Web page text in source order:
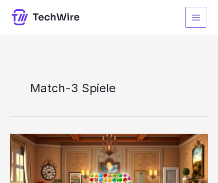
Inhalt
springen
Match-3 Spiele